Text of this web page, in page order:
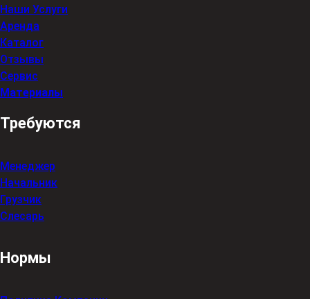
Наши Услуги
Аренда
Каталог
Отзывы
Сервис
Материалы
Требуются
Менеджер
Начальник
Грузчик
Слесарь
Нормы